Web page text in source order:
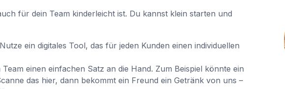
für dein Team kinderleicht ist. Du kannst klein starten und
ein digitales Tool, das für jeden Kunden einen individuellen
Team einen einfachen Satz an die Hand. Zum Beispiel könnte ein
das hier, dann bekommt ein Freund ein Getränk von uns –